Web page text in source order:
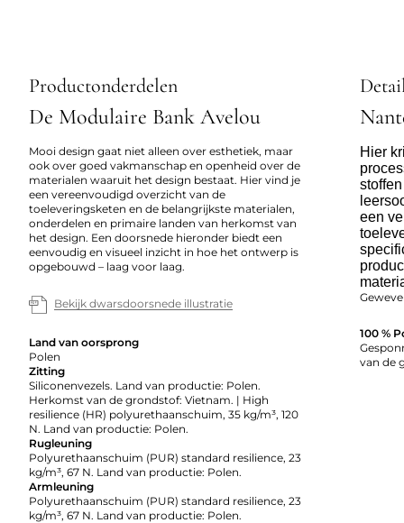
Productonderdelen
De Modulaire Bank Avelou
Mooi design gaat niet alleen over esthetiek, maar
ook over goed vakmanschap en openheid over de
materialen waaruit het design bestaat. Hier vind je
een vereenvoudigd overzicht van de
toeleveringsketen en de belangrijkste materialen,
onderdelen en primaire landen van herkomst van
het design. Een doorsnede hieronder biedt een
eenvoudig en visueel inzicht in hoe het ontwerp is
opgebouwd – laag voor laag.
Bekijk dwarsdoorsnede illustratie
Land van oorsprong
Polen
Zitting
Siliconenvezels. Land van productie: Polen.
Herkomst van de grondstof: Vietnam. | High
resilience (HR) polyurethaanschuim, 35 kg/m³, 120
N. Land van productie: Polen.
Rugleuning
Polyurethaanschuim (PUR) standard resilience, 23
kg/m³, 67 N. Land van productie: Polen.
Armleuning
Polyurethaanschuim (PUR) standard resilience, 23
kg/m³, 67 N. Land van productie: Polen.
Hier
een
100 %
van de